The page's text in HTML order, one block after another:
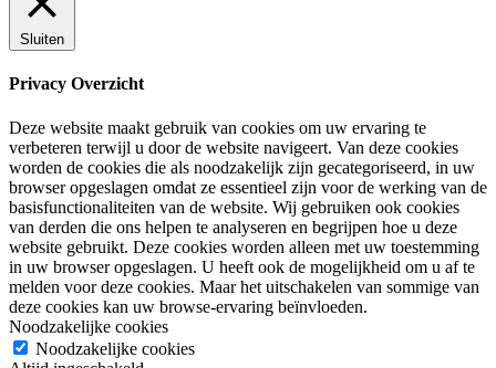
Sluiten
Privacy Overzicht
Deze website maakt gebruik van cookies om uw ervaring te
verbeteren terwijl u door de website navigeert. Van deze cookies
worden de cookies die als noodzakelijk zijn gecategoriseerd, in uw
browser opgeslagen omdat ze essentieel zijn voor de werking van de
basisfunctionaliteiten van de website. Wij gebruiken ook cookies
van derden die ons helpen te analyseren en begrijpen hoe u deze
website gebruikt. Deze cookies worden alleen met uw toestemming
in uw browser opgeslagen. U heeft ook de mogelijkheid om u af te
melden voor deze cookies. Maar het uitschakelen van sommige van
deze cookies kan uw browse-ervaring beïnvloeden.
Noodzakelijke cookies
Noodzakelijke cookies